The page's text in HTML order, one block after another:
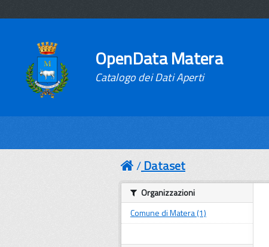
OpenData Matera
Catalogo dei Dati Aperti
Dataset
Organizzazioni
Comune di Matera (1)